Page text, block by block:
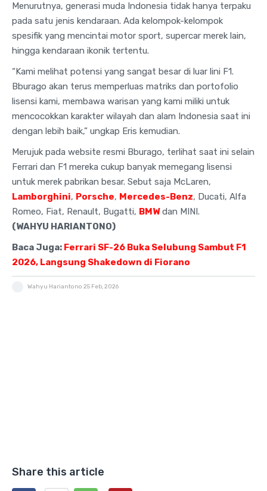
Menurutnya, generasi muda Indonesia tidak hanya terpaku
pada satu jenis kendaraan. Ada kelompok-kelompok
spesifik yang mencintai motor sport, supercar merek lain,
hingga kendaraan ikonik tertentu.
“Kami melihat potensi yang sangat besar di luar lini F1.
Bburago akan terus memperluas matriks dan portofolio
lisensi kami, membawa warisan yang kami miliki untuk
mencocokkan karakter wilayah dan alam Indonesia saat ini
dengan lebih baik,” ungkap Eris kemudian.
Merujuk pada website resmi Bburago, terlihat saat ini selain
Ferrari dan F1 mereka cukup banyak memegang lisensi
untuk merek pabrikan besar. Sebut saja McLaren,
Lamborghini, Porsche, Mercedes-Benz, Ducati, Alfa
Romeo, Fiat, Renault, Bugatti, BMWdan MINI.
(WAHYU HARIANTONO)
Baca Juga: Ferrari SF-26 Buka Selubung Sambut F1
2026, Langsung Shakedown di Fiorano
Wahyu Hariantono 25 Feb, 2026
Share this article